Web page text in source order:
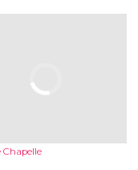
Chapelle